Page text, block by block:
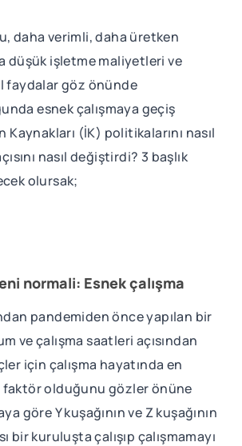
daha verimli, daha üretken
düşük işletme maliyetleri ve
faydalar göz önünde
esnek çalışmaya geçiş
(İK) politikalarını nasıl
nasıl değiştirdi? 3 başlık
olursak;
normali: Esnek çalışma
pandemiden önce yapılan bir
ve çalışma saatleri açısından
için çalışma hayatında en
olduğunu gözler önüne
göre Y kuşağının ve Z kuşağının
bir kuruluşta çalışıp çalışmamayı